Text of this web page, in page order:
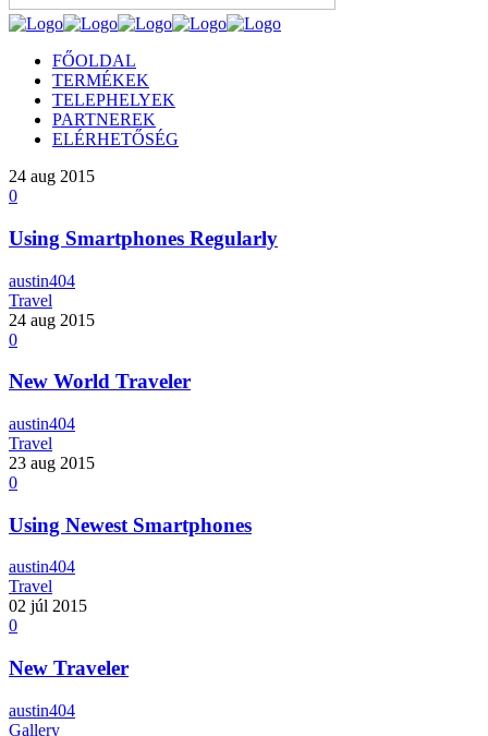
FŐOLDAL
TERMÉKEK
TELEPHELYEK
PARTNEREK
ELÉRHETŐSÉG
24 aug 2015
0
Using Smartphones Regularly
austin404
Travel
24 aug 2015
0
New World Traveler
austin404
Travel
23 aug 2015
0
Using Newest Smartphones
austin404
Travel
02 júl 2015
0
New Traveler
austin404
Gallery